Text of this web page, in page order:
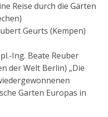
Reise durch die Gärten
Geurts (Kempen)
Ing. Beate Reuber
der Welt Berlin) „Die
Garten Europas in